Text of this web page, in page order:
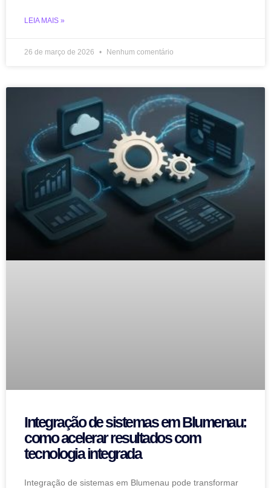
LEIA MAIS »
26 de março de 2026 Nenhum comentário
Integração de sistemas em Blumenau:
como acelerar resultados com
tecnologia integrada
Integração de sistemas em Blumenau pode transformar